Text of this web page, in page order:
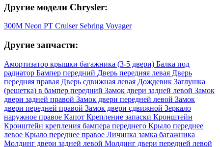
Другие модели Chrysler:
300M Neon PT Cruiser Sebring Voyager
Другие запчасти:
Амортизатор крышки багажника (3-5 двери) Балка под
радиатор Бампер передний Дверь передняя левая Дверь
передняя правая Дверь сдвижная левая Дождевик Заглушка
(решетка) в бампер передний Замок двери задней левой Замок
двери задней правой Замок двери передней левой Замок
двери передней правой Замок двери сдвижной Зеркало
наружное правое Капот Крепление запаски Кронштейн
Кронштейн крепления бампера переднего Крыло переднее
левое Крыло переднее правое Личинка замка багажника
Молдинг двери задней левой Молдинг двери передней левой